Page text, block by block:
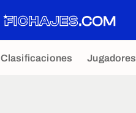
Clasificaciones Jugadores